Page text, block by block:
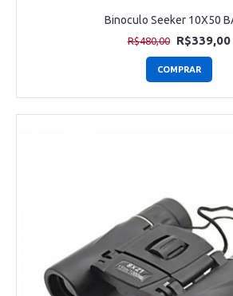
Binoculo Seeker 10X50
R$480,00 R$339,00
COMPRAR